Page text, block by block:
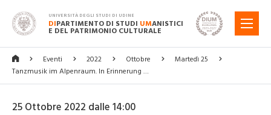
UNIVERSITÀ DEGLI STUDI DI UDINE
DIPARTIMENTO DI STUDI UMANISTICI
E DEL PATRIMONIO CULTURALE
MENU
Eventi 2022 Ottobre
Martedì 25
Tanzmusik im Alpenraum. In Erinnerung …
25 Ottobre 2022 dalle 14:00